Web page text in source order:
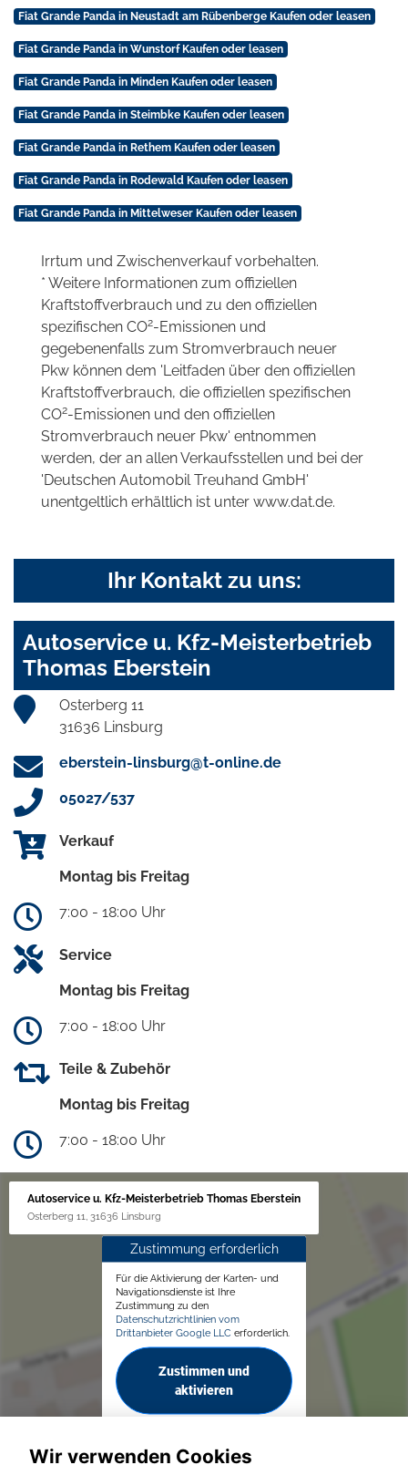
Fiat Grande Panda in Neustadt am Rübenberge Kaufen oder leasen
Fiat Grande Panda in Wunstorf Kaufen oder leasen
Fiat Grande Panda in Minden Kaufen oder leasen
Fiat Grande Panda in Steimbke Kaufen oder leasen
Fiat Grande Panda in Rethem Kaufen oder leasen
Fiat Grande Panda in Rodewald Kaufen oder leasen
Fiat Grande Panda in Mittelweser Kaufen oder leasen
Irrtum und Zwischenverkauf vorbehalten.
* Weitere Informationen zum offiziellen
Kraftstoffverbrauch und zu den offiziellen
spezifischen CO2-Emissionen und
gegebenenfalls zum Stromverbrauch neuer
Pkw können dem 'Leitfaden über den offiziellen
Kraftstoffverbrauch, die offiziellen spezifischen
CO2-Emissionen und den offiziellen
Stromverbrauch neuer Pkw' entnommen
werden, der an allen Verkaufsstellen und bei der
'Deutschen Automobil Treuhand GmbH'
unentgeltlich erhältlich ist unter www.dat.de.
Ihr Kontakt zu uns:
Autoservice u. Kfz-Meisterbetrieb
Thomas Eberstein
Osterberg 11
31636 Linsburg
eberstein-linsburg@t-online.de
05027/537
Verkauf
Montag bis Freitag
7:00 - 18:00 Uhr
Service
Montag bis Freitag
7:00 - 18:00 Uhr
Teile & Zubehör
Montag bis Freitag
7:00 - 18:00 Uhr
Autoservice u. Kfz-Meisterbetrieb Thomas Eberstein
Osterberg 11, 31636 Linsburg
Zustimmung erforderlich
Für die Aktivierung der Karten- und
Navigationsdienste ist Ihre
Zustimmung zu den
Datenschutzrichtlinien vom
Drittanbieter Google LLC erforderlich.
Zustimmen und
aktivieren
Wir verwenden Cookies